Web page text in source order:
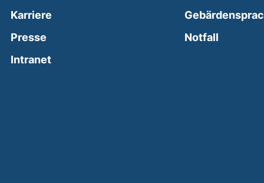
Karriere
Presse
Intranet(external link, opens in a new window)
Notfall